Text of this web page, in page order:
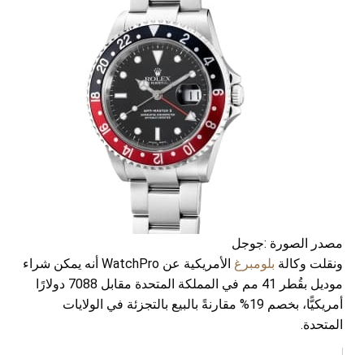
مصدر الصورة :جوجل
ونقلت وكالة بلومبرغ
الأمريكية عن WatchPro أنه يمكن شراء
موديل بقُطر 41 مم في المملكة المتحدة مقابل 7088 دولارًا
أمريكيًّا، بخصم 19% مقارنةً بالبيع بالتجزئة في الولايات
المتحدة.